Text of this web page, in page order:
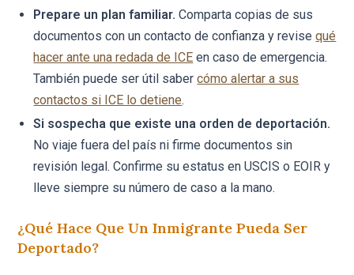
Prepare un plan familiar. Comparta copias de sus
documentos con un contacto de confianza y revisequé
hacer ante una redada de ICE en caso de emergencia.
También puede ser útil sabercómo alertar a sus
contactos si ICE lo detiene.
Si sospecha que existe una orden de deportación.
No viaje fuera del país ni firme documentos sin
revisión legal. Confirme su estatus en USCIS o EOIR y
lleve siempre su número de caso a la mano.
¿Qué Hace Que Un Inmigrante Pueda Ser
Deportado?